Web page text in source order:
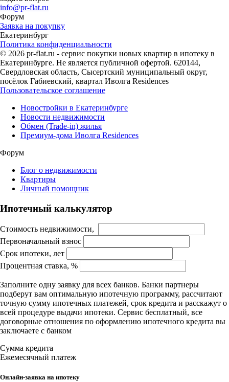
info@pr-flat.ru
Форум
Заявка на покупку
Екатеринбург
Политика конфиденциальности
© 2026 pr-flat.ru - сервис покупки новых квартир в ипотеку в
Екатеринбурге. Не является публичной офертой. 620144,
Свердловская область, Сысертский муниципальный округ,
посёлок Габиевский, квартал Иволга Residences
Пользовательское соглашение
Новостройки в Екатеринбурге
Новости недвижимости
Обмен (Trade-in) жилья
Премиум-дома Иволга Residences
Форум
Блог о недвижимости
Квартиры
Личный помощник
Ипотечный калькулятор
Стоимость недвижимости,
Первоначальный взнос
Срок ипотеки, лет
Процентная ставка, %
Заполните одну заявку для всех банков. Банки партнеры
подберут вам оптимальную ипотечную программу, рассчитают
точную сумму ипотечных платежей, срок кредита и расскажут о
всей процедуре выдачи ипотеки. Сервис бесплатный, все
договорные отношения по оформлению ипотечного кредита вы
заключаете с банком
Сумма кредита
Ежемесячный платеж
Онлайн-заявка на ипотеку